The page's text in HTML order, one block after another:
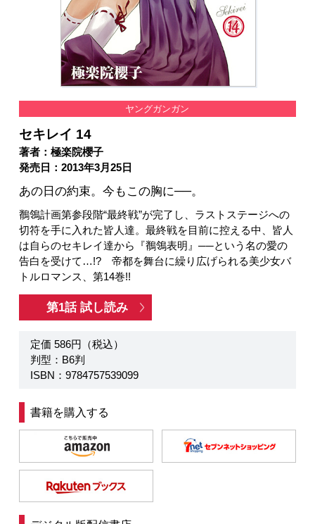
ヤングガンガン
セキレイ 14
著者：極楽院櫻子
発売日：2013年3月25日
あの日の約束。今もこの胸に──。
鶺鴒計画第参段階“最終戦”が完了し、ラストステージへの
切符を手に入れた皆人達。最終戦を目前に控える中、皆人
は自らのセキレイ達から『鶺鴒表明』──という名の愛の
告白を受けて…!? 帝都を舞台に繰り広げられる美少女バ
トルロマンス、第14巻!!
第1話 試し読み
定価 586円（税込）
判型：B6判
ISBN：9784757539099
書籍を購入する